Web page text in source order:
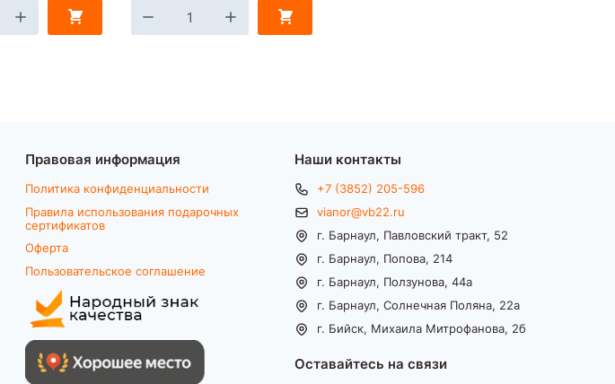
Правовая информация
Политика конфиденциальности
Правила использования подарочных
сертификатов
Оферта
Пользовательское соглашение
Наши контакты
+7 (3852) 205-596
vianor@vb22.ru
г. Барнаул, Павловский тракт, 52
г. Барнаул, Попова, 214
г. Барнаул, Ползунова, 44а
г. Барнаул, Солнечная Поляна, 22а
г. Бийск, Михаила Митрофанова, 2б
Оставайтесь на связи